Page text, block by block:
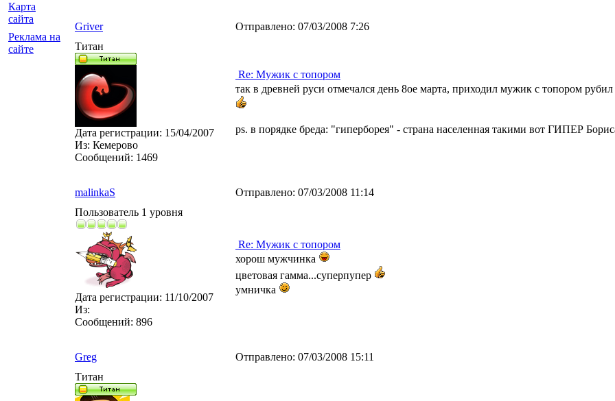
Карта
сайта
Реклама на
сайте
Griver Отправлено: 07/03/2008 7:26
Титан
Дата регистрации: 15/04/2007
Из: Кемерово
Сообщений: 1469
Re: Мужик с топором
так в древней руси отмечался день 8ое марта, приходил мужик с топором
ps. в порядке бреда: "гиперборея" - страна населенная такими вот ГИПЕР
malinkaS Отправлено: 07/03/2008 11:14
Пользователь 1 уровня
Дата регистрации: 11/10/2007
Из:
Сообщений: 896
Re: Мужик с топором
хорош мужчинка
цветовая гамма...суперпупер
умничка
Greg Отправлено: 07/03/2008 15:11
Титан